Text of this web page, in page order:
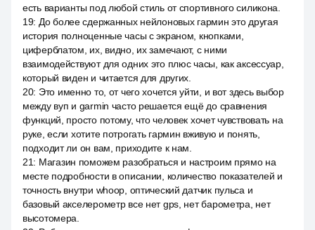
есть варианты под любой стиль от спортивного силикона.
19: До более сдержанных нейлоновых гармин это другая
история полноценные часы с экраном, кнопками,
циферблатом, их, видно, их замечают, с ними
взаимодействуют для одних это плюс часы, как аксессуар,
который виден и читается для других.
20: Это именно то, от чего хочется уйти, и вот здесь выбор
между вуп и garmin часто решается ещё до сравнения
функций, просто потому, что человек хочет чувствовать на
руке, если хотите потрогать гармин вживую и понять,
подходит ли он вам, приходите к нам.
21: Магазин поможем разобраться и настроим прямо на
месте подробности в описании, количество показателей и
точность внутри whoop, оптический датчик пульса и
базовый акселерометр все нет gps, нет барометра, нет
высотомера.